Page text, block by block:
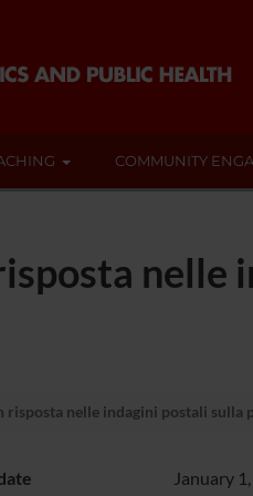
COMMUNITY
nelle
risposta nelle indagini postali sulla
January